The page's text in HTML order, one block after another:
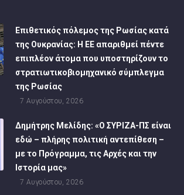
Επιθετικός πόλεμος της Ρωσίας κατά
της Ουκρανίας: Η ΕΕ απαριθμεί πέντε
επιπλέον άτομα που υποστηρίζουν το
στρατιωτικοβιομηχανικό σύμπλεγμα
της Ρωσίας
7 Αυγούστου, 2026
Δημήτρης Μελίδης: «Ο ΣΥΡΙΖΑ-ΠΣ είναι
εδώ – πλήρης πολιτική αντεπίθεση –
με το Πρόγραμμα, τις Αρχές και την
Ιστορία μας»
7 Αυγούστου, 2026